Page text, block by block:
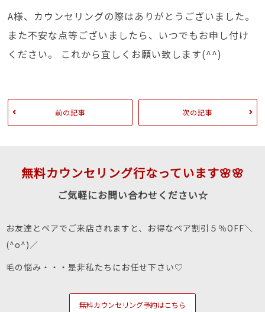
A様、カウンセリングの際はありがとうございました。
また不安な点等ございましたら、いつでもお申し付け
ください。 これから宜しくお願い致します(^^)
前の記事 次の記事
無料カウンセリング行なっています🌸🌸
ご気軽にお問い合わせください☆
お友達とペアでご来店されますと、お得なペア割引５％OFF＼
(^o^)／
毛の悩み・・・是非私たちにお任せ下さい♡
無料カウンセリング予約はこちら